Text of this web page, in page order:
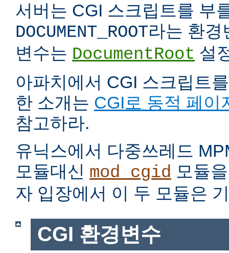
서버는 CGI 스크립트를 부
DOCUMENT_ROOT라는 환경
변수는 DocumentRoot 설
아파치에서 CGI 스크립트
한 소개는 CGI로 동적 페이
참고하라.
유닉스에서 다중쓰레드
모듈대신 mod_cgid 모듈
자 입장에서 이 두 모듈은
CGI 환경변수